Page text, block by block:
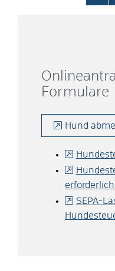
Formulare
Hund
SEPA-